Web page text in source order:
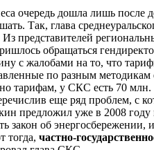
очередь дошла лишь после
Так, глава
представителей
обращаться
с жалобами на то, что
по разным методикам
тарифам, у СКС есть 70 млн.
еще ряд проблем, с
предложил уже в 2008 году
закон об энергосбережении,
тогда, частно-